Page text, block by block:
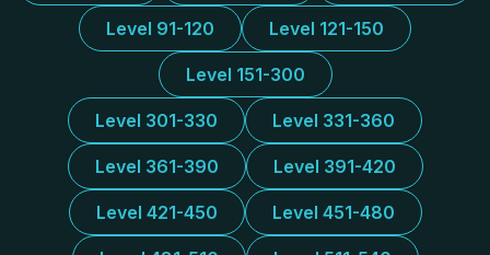
Level 91-120 Level 121-150
Level 151-300
Level 301-330 Level 331-360
Level 361-390 Level 391-420
Level 421-450 Level 451-480